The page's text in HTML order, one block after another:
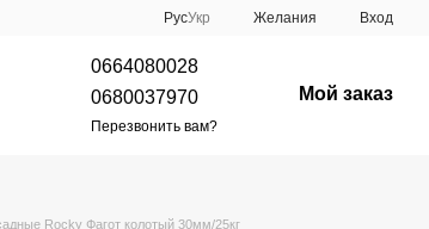
РусУкр Желания Вход
0664080028
0680037970
Перезвонить вам?
Мой заказ
Rocky Фагот колотый 30мм/25кг